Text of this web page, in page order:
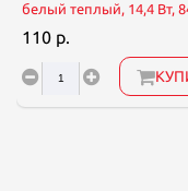
белый теплый, 14,4 Вт,
110 р.